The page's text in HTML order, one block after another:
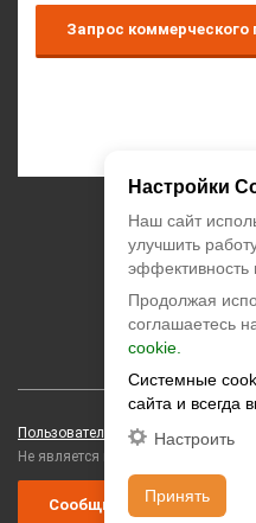
Запрос коммерческого
+7
Москва,
climatstar ©
Пользовательское соглашение
Не является публичной офертой
Сообщить о коррупции
Настройки
Наш сайт
улучшить
эффективность
Продолжая
соглашаетесь
cookie.
Системные
сайта и всегда
Настроить
Принять